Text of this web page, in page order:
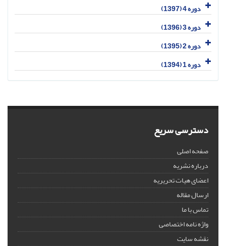
دوره 4 (1397)
دوره 3 (1396)
دوره 2 (1395)
دوره 1 (1394)
دسترسی سریع
صفحه اصلی
درباره نشریه
اعضای هیات تحریریه
ارسال مقاله
تماس با ما
واژه نامه اختصاصی
نقشه سایت